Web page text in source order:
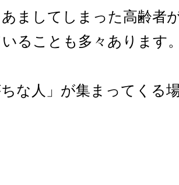
ましてしまった高齢者
ることも多々あります
ちな人」が集まってくる